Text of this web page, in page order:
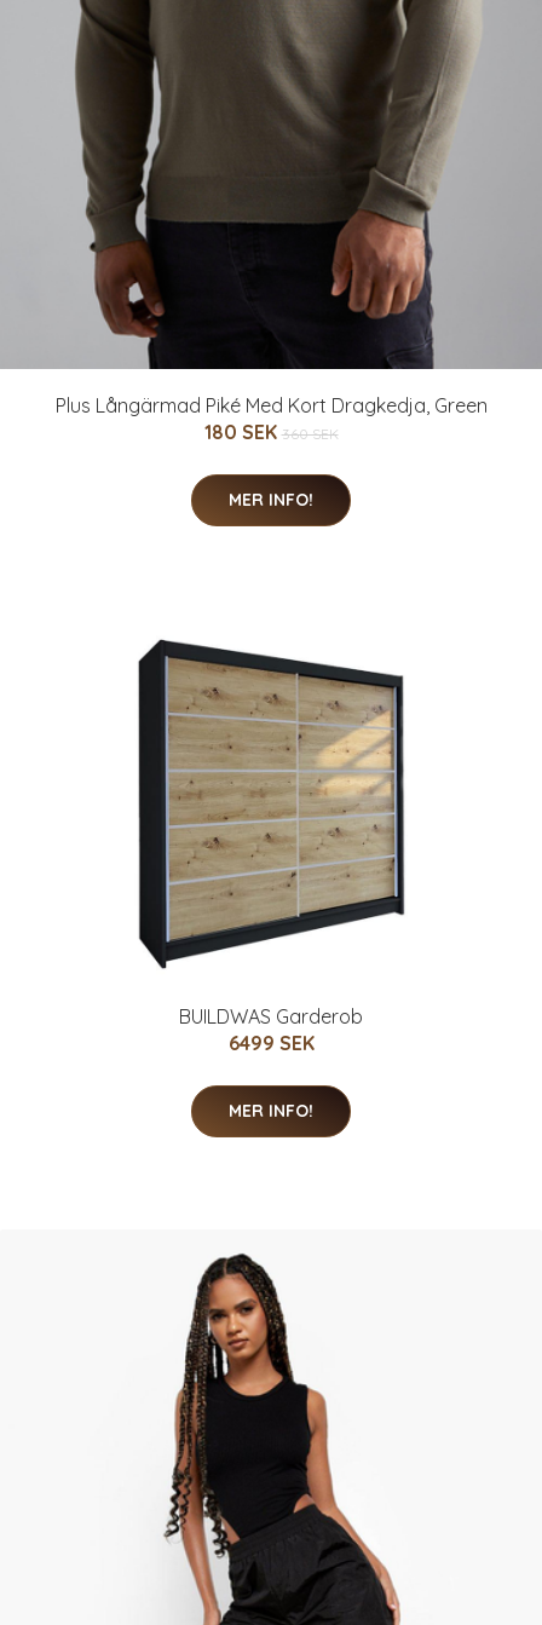
Plus Långärmad Piké Med Kort Dragkedja, Green
180 SEK 360 SEK
MER INFO!
BUILDWAS Garderob
6499 SEK
MER INFO!